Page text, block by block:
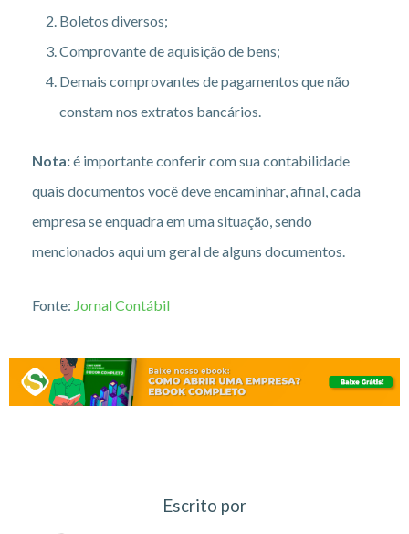
Boletos diversos;
Comprovante de aquisição de bens;
Demais comprovantes de pagamentos que não
constam nos extratos bancários.
Nota:é importante conferir com sua contabilidade
quais documentos você deve encaminhar, afinal, cada
empresa se enquadra em uma situação, sendo
mencionados aqui um geral de alguns documentos.
Fonte: Jornal Contábil
Escrito por